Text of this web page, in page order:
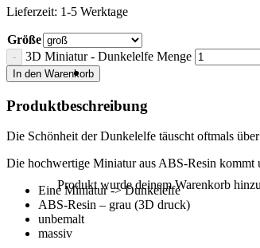
Produkt wurde deinem Warenkorb
Lieferzeit: 1-5 Werktage
Größe
3D Miniatur - Dunkelelfe Menge
In den Warenkorb
Produktbeschreibung
Die Schönheit der Dunkelelfe täuscht oftmals
Die hochwertige Miniatur aus ABS-Resin kommt
Eine Miniatur -> Dunkelelfe
ABS-Resin – grau (3D druck)
unbemalt
massiv